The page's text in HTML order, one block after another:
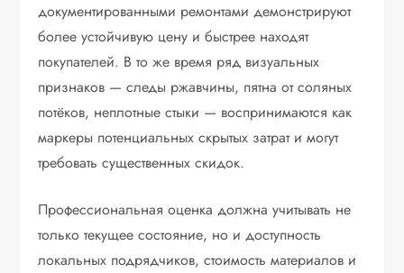
документированными ремонтами демонстрируют
более устойчивую цену и быстрее находят
покупателей. В то же время ряд визуальных
признаков — следы ржавчины, пятна от соляных
потёков, неплотные стыки — воспринимаются как
маркеры потенциальных скрытых затрат и могут
требовать существенных скидок.
Профессиональная оценка должна учитывать не
только текущее состояние, но и доступность
локальных подрядчиков, стоимость материалов и